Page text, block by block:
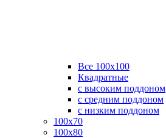
Все 100х100
Квадратные
с высоким поддоном
с средним поддоном
с низким поддоном
100х70
100х80